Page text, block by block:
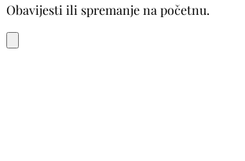
Obavijesti ili spremanje na početnu.